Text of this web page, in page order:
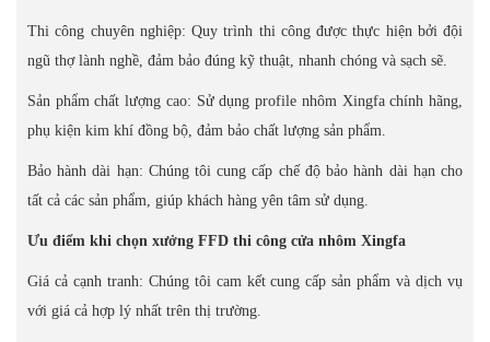
Thi công chuyên nghiệp: Quy trình thi công được thực hiện bởi đội
ngũ thợ lành nghề, đảm bảo đúng kỹ thuật, nhanh chóng và sạch sẽ.
Sản phẩm chất lượng cao: Sử dụng profile nhôm Xingfa chính hãng,
phụ kiện kim khí đồng bộ, đảm bảo chất lượng sản phẩm.
Bảo hành dài hạn: Chúng tôi cung cấp chế độ bảo hành dài hạn cho
tất cả các sản phẩm, giúp khách hàng yên tâm sử dụng.
Ưu điểm khi chọn xưởng FFD thi công cửa nhôm Xingfa
Giá cả cạnh tranh: Chúng tôi cam kết cung cấp sản phẩm và dịch vụ
với giá cả hợp lý nhất trên thị trường.